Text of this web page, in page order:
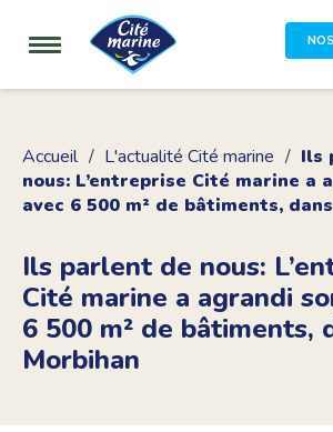
Accueil L'actualité Cité marine
Ils
nous: L’entreprise Cité marine a
avec 6 500 m² de bâtiments,
Ils parlent de nous:
Cité marine a agrandi
6 500 m² de bâtiments,
Morbihan